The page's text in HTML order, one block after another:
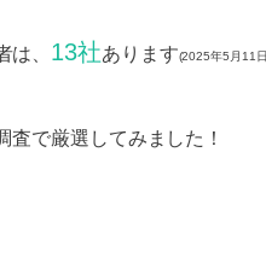
、 13社あります(2025年5月11
で厳選してみました！